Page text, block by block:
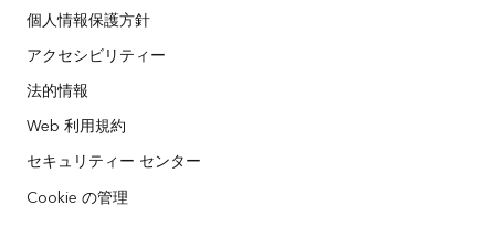
ArcGIS Location Platform
ArcGIS Architecture Center
イベント
ArcWatch
Esri ビデオ
パートナー
企業行動規範
環境および持続可能性の取り組み
サイトマップ
災害対応
教育機関
非営利組織
人種的平等
個人情報保護方針
アクセシビリティー
法的情報
Web 利用規約
セキュリティー センター
Cookie の管理